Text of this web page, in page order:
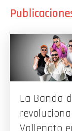
La Banda